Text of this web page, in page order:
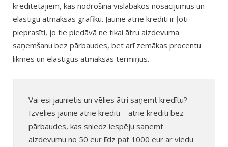
kreditētājiem, kas nodrošina vislabākos nosacījumus un
elastīgu atmaksas grafiku. Jaunie atrie kredīti ir ļoti
pieprasīti, jo tie piedāvā ne tikai ātru aizdevuma
saņemšanu bez pārbaudes, bet arī zemākas procentu
likmes un elastīgus atmaksas termiņus.
Vai esi jaunietis un vēlies ātri saņemt kredītu?
Izvēlies jaunie atrie krediti – ātrie kredīti bez
pārbaudes, kas sniedz iespēju saņemt
aizdevumu no 50 eur līdz pat 1000 eur ar viedu